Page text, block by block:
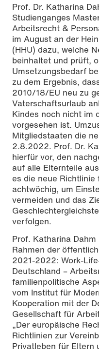
Foto: Katharina Dubno
Prof. Dr. Katharina
Studienganges
Arbeitsrecht &
im August an der
(HHU) dazu, welche
beinhaltet und prüft,
Umsetzungsbedarf
zu dem Ergebnis,
2010/18/EU neu zu
Vaterschaftsurlaub
Kindes noch nicht im
vorgesehen ist.
Mitgliedstaaten die
2.8.2022. Prof. Dr.
hierfür vor, den
auf alle Elternteile
es die neue
achtwöchig, um
vermeiden und das
verfolgen.
Prof. Katharina
Rahmen der
2021-2022: Work-
Deutschland –
familienpolitische
vom Institut für
Kooperation mit der
Gesellschaft für
„Der europäische
Richtlinien zur
Privatleben für Eltern